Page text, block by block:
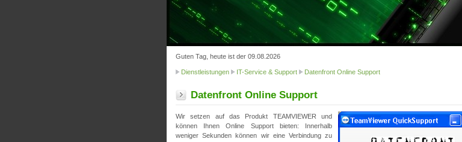
Guten Tag, heute ist der 09.08.2026
Dienstleistungen IT-Service & Support Datenfront Online Support
Datenfront Online Support
Wir setzen auf das Produkt TEAMVIEWER und
können Ihnen Online Support bieten: Innerhalb
weniger Sekunden können wir eine Verbindung zu